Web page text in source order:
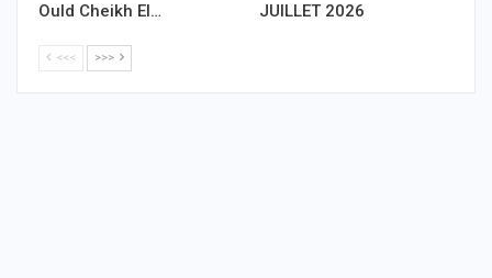
Ould Cheikh El…
JUILLET 2026
<<< >>>